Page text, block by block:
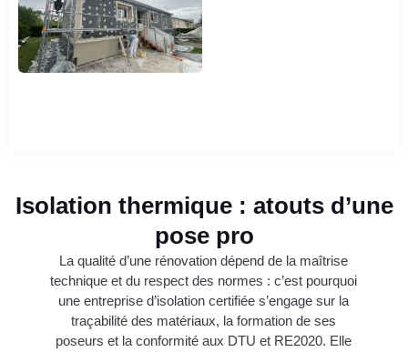
Isolation thermique : atouts d’une
pose pro
La qualité d’une rénovation dépend de la maîtrise
technique et du respect des normes : c’est pourquoi
une entreprise d’isolation certifiée s’engage sur la
traçabilité des matériaux, la formation de ses
poseurs et la conformité aux DTU et RE2020. Elle